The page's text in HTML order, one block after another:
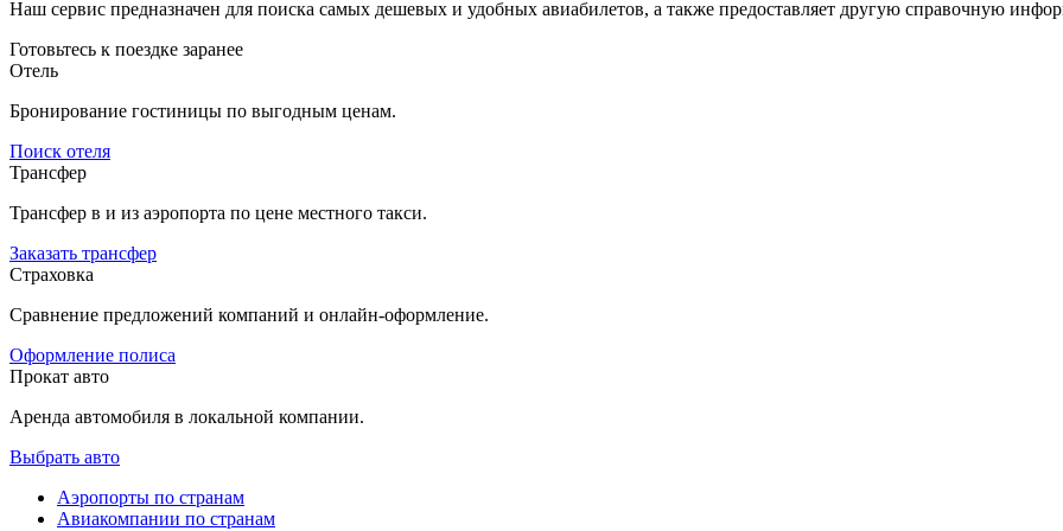
Наш сервис предназначен для поиска самых дешевых и удобных авиабилетов, а также предоставляет другую справочную
Готовьтесь к поездке заранее
Отель
Бронирование гостиницы по выгодным ценам.
Поиск отеля
Трансфер
Трансфер в и из аэропорта по цене местного такси.
Заказать трансфер
Страховка
Сравнение предложений компаний и онлайн-оформление.
Оформление полиса
Прокат авто
Аренда автомобиля в локальной компании.
Выбрать авто
Аэропорты по странам
Авиакомпании по странам